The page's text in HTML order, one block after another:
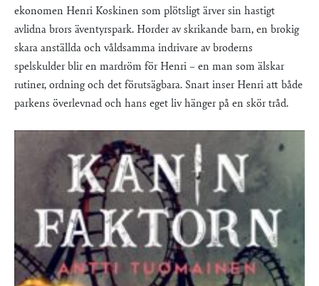
ekonomen Henri Koskinen som plötsligt ärver sin hastigt
avlidna brors äventyrspark. Horder av skrikande barn, en brokig
skara anställda och våldsamma indrivare av broderns
spelskulder blir en mardröm för Henri – en man som älskar
rutiner, ordning och det förutsägbara. Snart inser Henri att både
parkens överlevnad och hans eget liv hänger på en skör tråd.